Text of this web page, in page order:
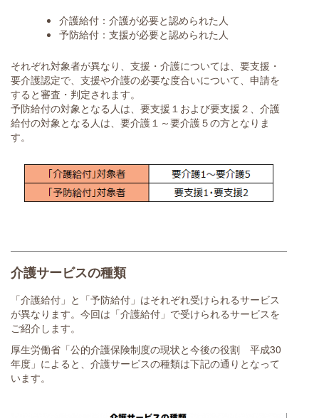
介護給付：介護が必要と認められた人
予防給付：支援が必要と認められた人
それぞれ対象者が異なり、支援・介護については、要支援・
要介護認定で、支援や介護の必要な度合いについて、申請を
すると審査・判定されます。
予防給付の対象となる人は、要支援１および要支援２、介護
給付の対象となる人は、要介護１～要介護５の方となりま
す。
介護サービスの種類
「介護給付」と「予防給付」はそれぞれ受けられるサービス
が異なります。今回は「介護給付」で受けられるサービスを
ご紹介します。
厚生労働省「公的介護保険制度の現状と今後の役割 平成30
年度」によると、介護サービスの種類は下記の通りとなって
います。